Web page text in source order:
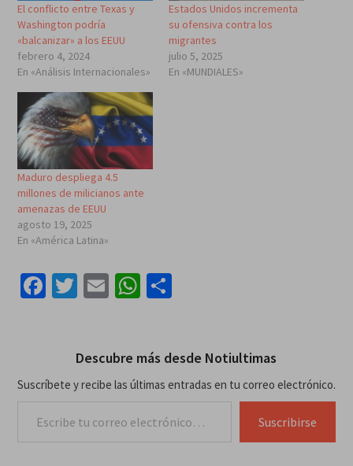
El conflicto entre Texas y
Washington podría
«balcanizar» a los EEUU
febrero 4, 2024
En «Análisis Internacionales»
Estados Unidos incrementa
su ofensiva contra los
migrantes
julio 5, 2025
En «MUNDIALES»
Maduro despliega 4.5
millones de milicianos ante
amenazas de EEUU
agosto 19, 2025
En «América Latina»
Facebook
Twitter
EmailWhatsApp
Compartir
Descubre más desde Notiultimas
Suscríbete y recibe las últimas entradas en tu correo electrónico.
Suscribirse